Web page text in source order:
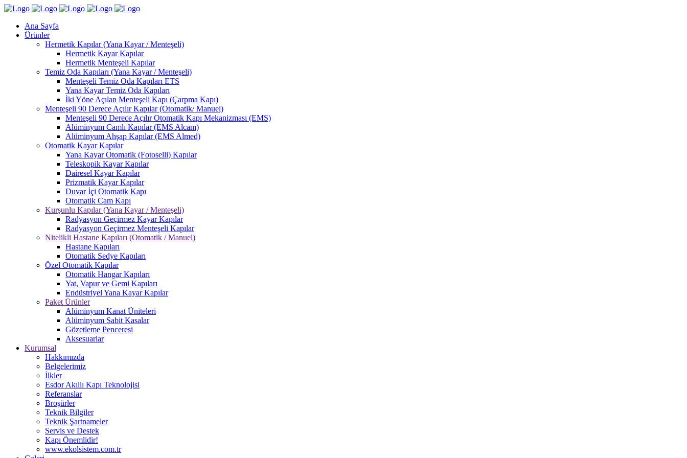
Ana Sayfa
Ürünler
Hermetik Kapılar (Yana Kayar / Menteşeli)
Hermetik Kayar Kapılar
Hermetik Menteşeli Kapılar
Temiz Oda Kapıları (Yana Kayar / Menteşeli)
Menteşeli Temiz Oda Kapıları ETS
Yana Kayar Temiz Oda Kapıları
İki Yöne Açılan Menteşeli Kapı (Çarpma Kapı)
Menteşeli 90 Derece Açılır Kapılar (Otomatik/ Manuel)
Menteşeli 90 Derece Açılır Otomatik Kapı Mekanizması (EMS)
Alüminyum Camlı Kapılar (EMS Alcam)
Alüminyum Ahşap Kapılar (EMS Almed)
Otomatik Kayar Kapılar
Yana Kayar Otomatik (Fotoselli) Kapılar
Teleskopik Kayar Kapılar
Dairesel Kayar Kapılar
Prizmatik Kayar Kapılar
Duvar İçi Otomatik Kapı
Otomatik Cam Kapı
Kurşunlu Kapılar (Yana Kayar / Menteşeli)
Radyasyon Geçirmez Kayar Kapılar
Radyasyon Geçirmez Menteşeli Kapılar
Nitelikli Hastane Kapıları (Otomatik / Manuel)
Hastane Kapıları
Otomatik Sedye Kapıları
Özel Otomatik Kapılar
Otomatik Hangar Kapıları
Yat, Vapur ve Gemi Kapıları
Endüstriyel Yana Kayar Kapılar
Paket Ürünler
Alüminyum Kanat Üniteleri
Alüminyum Sabit Kasalar
Gözetleme Penceresi
Aksesuarlar
Kurumsal
Hakkımızda
Belgelerimiz
İlkler
Esdor Akıllı Kapı Teknolojisi
Referanslar
Broşürler
Teknik Bilgiler
Teknik Şartnameler
Servis ve Destek
Kapı Önemlidir!
www.ekolsistem.com.tr